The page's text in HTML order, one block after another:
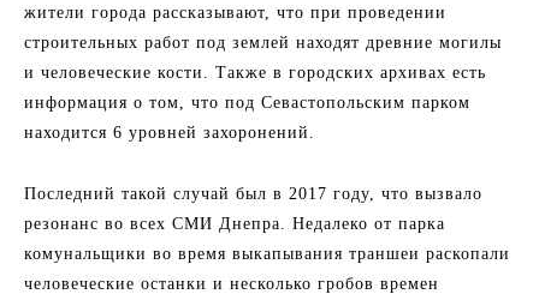
жители города рассказывают, что при проведении
строительных работ под землей находят древние могилы
и человеческие кости. Также в городских архивах есть
информация о том, что под Севастопольским парком
находится 6 уровней захоронений.
Последний такой случай был в 2017 году, что вызвало
резонанс во всех СМИ Днепра. Недалеко от парка
комунальщики во время выкапывания траншеи раскопали
человеческие останки и несколько гробов времен